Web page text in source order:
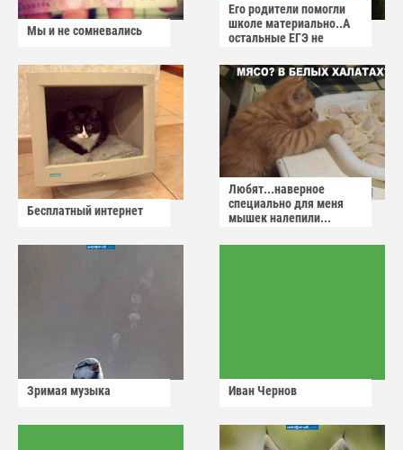
Мы и не сомневались
Его родители помогли
школе материально..А
остальные ЕГЭ не
Бесплатный интернет
Любят...наверное
специально для меня
мышек налепили...
Зримая музыка Иван Чернов